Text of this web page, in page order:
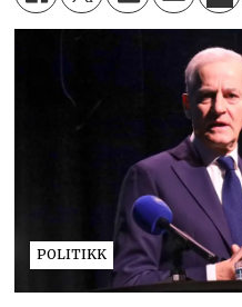
POLITIKK